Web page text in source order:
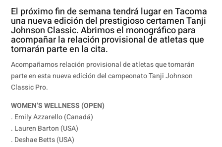
El próximo fin de semana tendrá lugar en Tacoma
una nueva edición del prestigioso certamen Tanji
Johnson Classic. Abrimos el monográfico para
acompañar la relación provisional de atletas que
tomarán parte en la cita.
Acompañamos relación provisional de atletas que tomarán
parte en esta nueva edición del campeonato Tanji Johnson
Classic Pro.
WOMEN’S WELLNESS (OPEN)
. Emily Azzarello (Canadá)
. Lauren Barton (USA)
. Deshae Betts (USA)